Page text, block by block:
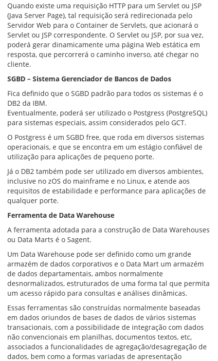
Quando existe uma requisição HTTP para um Servlet ou JSP
(Java Server Page), tal requisição será redirecionada pelo
Servidor Web para o Container de Servlets, que acionará o
Servlet ou JSP correspondente. O Servlet ou JSP, por sua vez,
poderá gerar dinamicamente uma página Web estática em
resposta, que percorrerá o caminho inverso, até chegar no
cliente.
SGBD – Sistema Gerenciador de Bancos de Dados
Fica definido que o SGBD padrão para todos os sistemas é o
DB2 da IBM.
Eventualmente, poderá ser utilizado o Postgress (PostgreSQL)
para sistemas especiais, assim considerados pelo GCT.
O Postgress é um SGBD free, que roda em diversos sistemas
operacionais, e que se encontra em um estágio confiável de
utilização para aplicações de pequeno porte.
Já o DB2 também pode ser utilizado em diversos ambientes,
inclusive no zOS do mainframe e no Linux, e atende aos
requisitos de estabilidade e performance para aplicações de
qualquer porte.
Ferramenta de Data Warehouse
A ferramenta adotada para a construção de Data Warehouses
ou Data Marts é o Sagent.
Um Data Warehouse pode ser definido como um grande
armazém de dados corporativos e o Data Mart um armazém
de dados departamentais, ambos normalmente
desnormalizados, estruturados de uma forma tal que permita
um acesso rápido para consultas e análises dinâmicas.
Essas ferramentas são construídas normalmente baseadas
em dados oriundos de bases de dados de vários sistemas
transacionais, com a possibilidade de integração com dados
não convencionais em planilhas, documentos textos, etc,
associados a funcionalidades de agregação/desagregação de
dados, bem como a formas variadas de apresentação